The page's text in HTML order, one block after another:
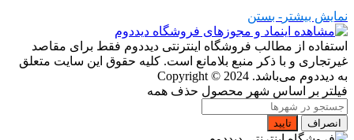
نمایش بیشتر - بستن
استفاده از مطالب فروشگاه اینترنتی دیددوم فقط برای مقاصد
غیرتجاری و با ذکر منبع بلامانع است. کلیه حقوق این سایت متعلق
به دیددوم می‌باشد. Copyright © 2024
فیلتر بر اساس شهر محصول حذف همه
انصراف تایید